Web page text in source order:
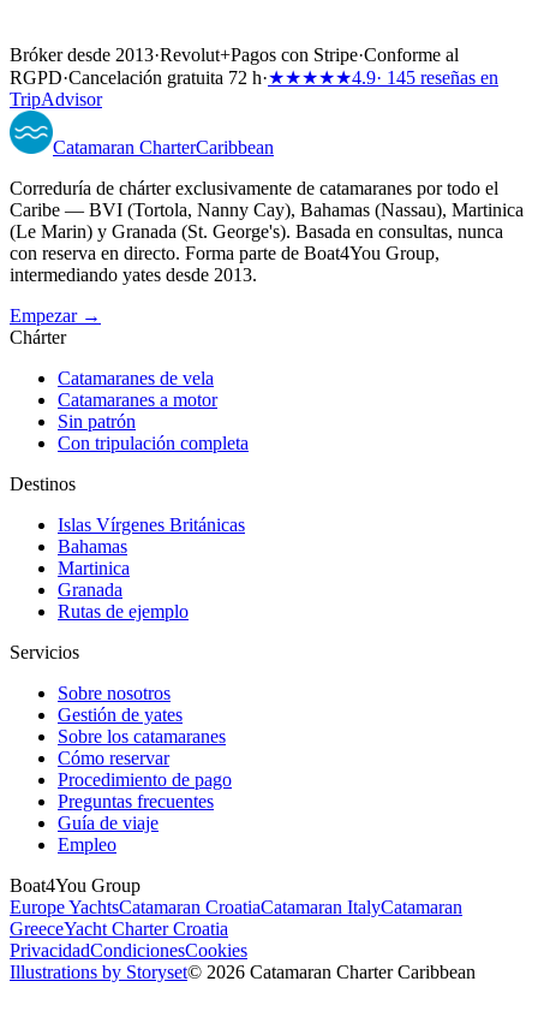
Bróker desde 2013·Revolut+Pagos con Stripe·Conforme al
RGPD·Cancelación gratuita 72 h·★★★★★4.9· 145 reseñas en
TripAdvisor
Catamaran CharterCaribbean
Correduría de chárter exclusivamente de catamaranes por todo el
Caribe — BVI (Tortola, Nanny Cay), Bahamas (Nassau), Martinica
(Le Marin) y Granada (St. George's). Basada en consultas, nunca
con reserva en directo. Forma parte de Boat4You Group,
intermediando yates desde 2013.
Empezar →
Chárter
Catamaranes de vela
Catamaranes a motor
Sin patrón
Con tripulación completa
Destinos
Islas Vírgenes Británicas
Bahamas
Martinica
Granada
Rutas de ejemplo
Servicios
Sobre nosotros
Gestión de yates
Sobre los catamaranes
Cómo reservar
Procedimiento de pago
Preguntas frecuentes
Guía de viaje
Empleo
Boat4You Group
Europe YachtsCatamaran CroatiaCatamaran ItalyCatamaran
GreeceYacht Charter Croatia
PrivacidadCondicionesCookies
Illustrations by Storyset© 2026 Catamaran Charter Caribbean